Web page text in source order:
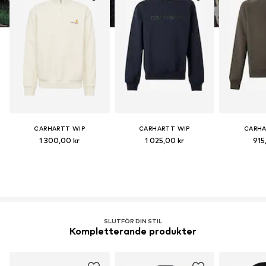
CARHARTT WIP
1 300,00 kr
CARHARTT WIP
1 025,00 kr
SLUTFÖR DIN STIL
Kompletterande produkter